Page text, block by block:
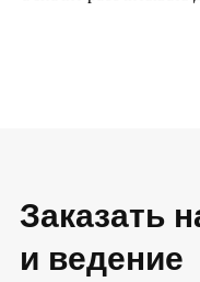
Заказать
и ведение